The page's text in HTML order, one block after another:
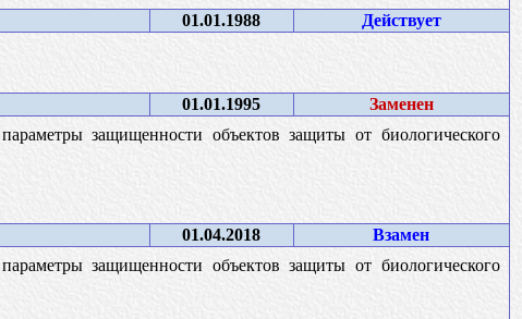
01.01.1988
Действует
01.01.1995
Заменен
защищенности объектов защиты от биологического
01.04.2018
Взамен
защищенности объектов защиты от биологического